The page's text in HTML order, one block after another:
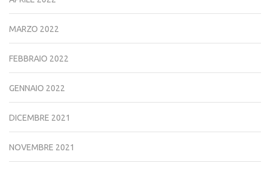
MARZO 2022
FEBBRAIO 2022
GENNAIO 2022
DICEMBRE 2021
NOVEMBRE 2021